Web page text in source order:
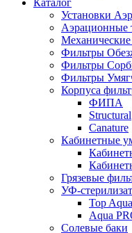
Каталог
Установки
Аэрационные
Фильтры
Фильтры
Фильтры
Корпуса
ФИПА
Structural
Canature
Кабинетные
Грязевые
УФ-
Top
Aqua
Солевые баки